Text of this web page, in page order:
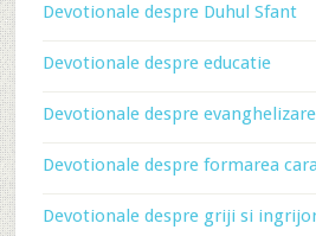
Devotionale despre Duhul Sfant
Devotionale despre educatie
Devotionale despre evanghelizare
Devotionale despre formarea
Devotionale despre griji si